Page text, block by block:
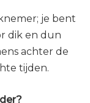
je bent
dik en dun
achter de
tijden.